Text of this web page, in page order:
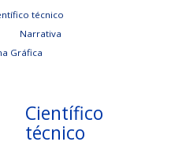
técnico
Narrativa
Gráfica
Científico
técnico